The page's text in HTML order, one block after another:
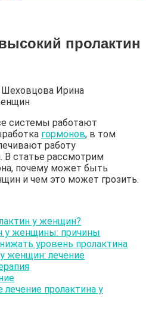
пролактин
Шеховцова Ирина
системы работают
гормонов, в том
работу
В статье рассмотрим
почему может быть
и чем это может грозить.
у женщин?
у женщины: причины
уровень пролактина
женщин: лечение
пролактина у